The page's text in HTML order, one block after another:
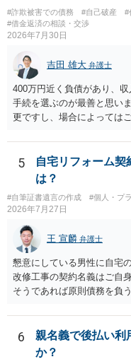
#詐欺被害での債務 #自己破産 #
#借金返済の相談・交渉
2026年7月30日
吉田 雄大 弁護士
400万円近く負債があり、
手続を選ぶのが最善と思い
更ですし、場合によっては
5
自宅リフォーム契
は？
#自筆証書遺言の作成 #個人・プ
2026年7月27日
王 宣麟 弁護士
懇意にしている男性に自宅
改修工事の契約名義はご自
そうであれば原則債務を負
ます。 入籍した場合でも、
には変わりがありません。
場でアドバイスを行うのも
を持参のうえ個別に弁護士
6
親名義で後払い利
か？